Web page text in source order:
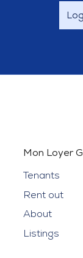
Mon Loyer
Tenants
Rent out
About
Listings